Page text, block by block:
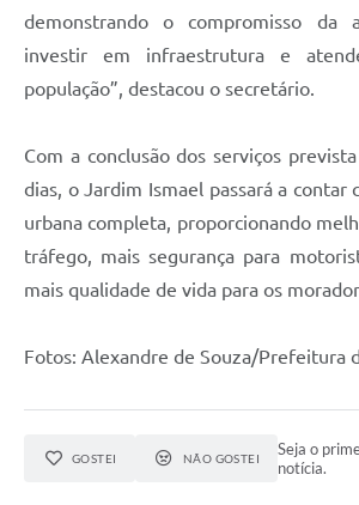
demonstrando o compromisso da
investir em infraestrutura e
população”, destacou o secretário.
Com a conclusão dos serviços
dias, o Jardim Ismael passará a
urbana completa, proporcionando
tráfego, mais segurança para
mais qualidade de vida para os
Fotos: Alexandre de Souza/Prefeitura
GOSTEI NÃO GOSTEI
Seja o
notícia.